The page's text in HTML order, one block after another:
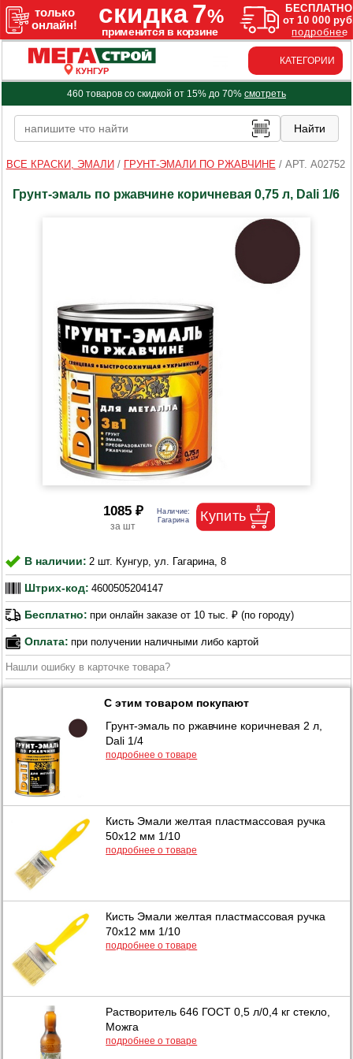
КУНГУР
КАТЕГОРИИ
460 товаров со скидкой от 15% до 70% смотреть
ВСЕ КРАСКИ, ЭМАЛИ / ГРУНТ-ЭМАЛИ ПО РЖАВЧИНЕ / АРТ. A02752
Грунт-эмаль по ржавчине коричневая 0,75 л, Dali 1/6
1085 ₽
В наличии: 2 шт. Кунгур, ул. Гагарина, 8
Штрих-код: 4600505204147
Бесплатно: при онлайн заказе от 10 тыс. ₽ (по городу)
Оплата: при получении наличными либо картой
Нашли ошибку в карточке товара?
С этим товаром покупают
Грунт-эмаль по ржавчине коричневая 2 л,
Dali 1/4
подробнее о товаре
Кисть Эмали желтая пластмассовая ручка
50х12 мм 1/10
подробнее о товаре
Кисть Эмали желтая пластмассовая ручка
70х12 мм 1/10
подробнее о товаре
Растворитель 646 ГОСТ 0,5 л/0,4 кг стекло,
Можга
подробнее о товаре